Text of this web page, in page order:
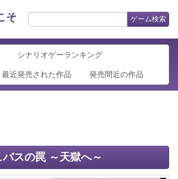
そ ゲーム検索
シナリオゲーランキング
最近発売された作品 発売間近の作品
スの罠 ～天獄へ～